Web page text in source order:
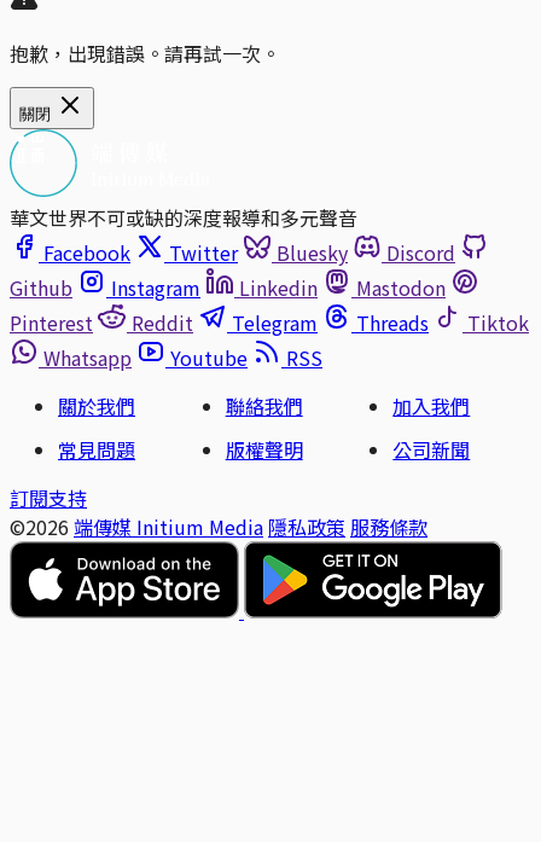
抱歉，出現錯誤。請再試一次。
關閉
華文世界不可或缺的深度報導和多元聲音
Facebook
Twitter Bluesky
Discord
Github
Instagram Linkedin
Mastodon
Pinterest
Reddit Telegram Threads
Tiktok
Whatsapp
Youtube
RSS
關於我們
聯絡我們
加入我們
常見問題
版權聲明
公司新聞
訂閱支持
©2026 端傳媒 Initium Media 隱私政策 服務條款